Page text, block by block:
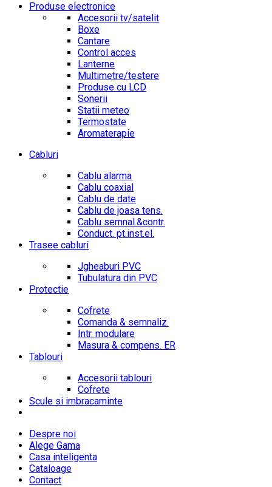
Produse electronice
Accesorii tv/satelit
Boxe
Cantare
Control acces
Lanterne
Multimetre/testere
Produse cu LCD
Sonerii
Statii meteo
Termostate
Aromaterapie
Cabluri
Cablu alarma
Cablu coaxial
Cablu de date
Cablu de joasa tens.
Cablu semnal.&contr.
Conduct. pt.inst.el.
Trasee cabluri
Jgheaburi PVC
Tubulatura din PVC
Protectie
Cofrete
Comanda & semnaliz.
Intr. modulare
Masura & compens. ER
Tablouri
Accesorii tablouri
Cofrete
Scule si imbracaminte
Despre noi
Alege Gama
Casa inteligenta
Cataloage
Contact